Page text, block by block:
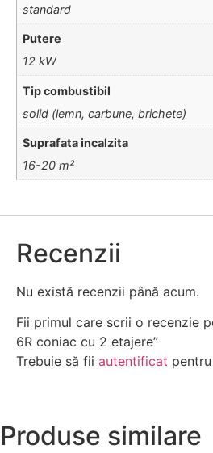
standard
Putere
12 kW
Tip combustibil
solid (lemn, carbune, brichete)
Suprafata incalzita
16-20 m²
Recenzii
Nu există recenzii până acum.
Fii primul care scrii o recenzie
6R coniac cu 2 etajere”
Trebuie să fii autentificat
Produse similare